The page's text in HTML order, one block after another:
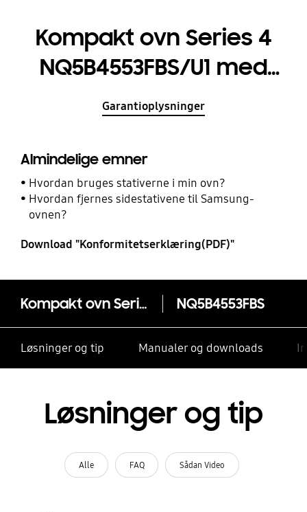
Kompakt ovn Series 4
NQ5B4553FBS/U1 med
SmartThings Cooking
Garantioplysninger
Almindelige emner
Hvordan bruges stativerne i min ovn?
Hvordan fjernes sidestativene til Samsung-
ovnen?
Download "Konformitetserklæring(PDF)"
Kompakt ovn Series 4 NQ5B4553FBS/U1 med SmartThings Cooking 50 L NQ5B4553FBS
Løsninger og tip Manualer og downloads
Løsninger og tip
Alle FAQ Sådan Video